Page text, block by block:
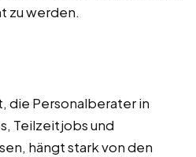
zu werden.
die Personalberater in
Teilzeitjobs und
hängt stark von den